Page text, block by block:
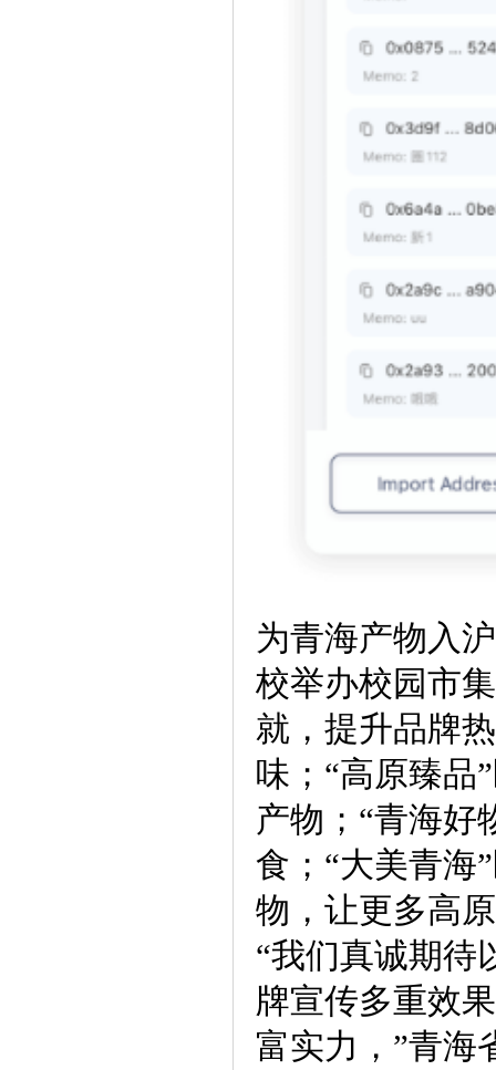
为青海产物入
校举办校园市
就，提升品牌
味；“高原臻品
产物；“青海好
食；“大美青海
物，让更多高
“我们真诚期待
牌宣传多重效
富实力，”青海